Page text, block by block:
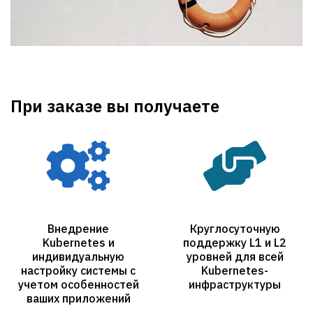
При заказе вы получаете
Внедрение
Kubernetes и
индивидуальную
настройку системы с
учетом особенностей
ваших приложений
Круглосуточную
поддержку L1 и L2
уровней для всей
Kubernetes-
инфраструктуры